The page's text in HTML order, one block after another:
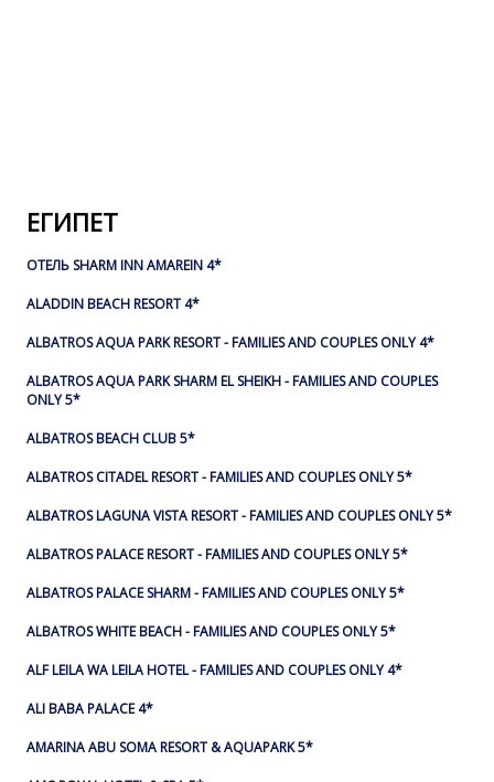
ЕГИПЕТ
ОТЕЛЬ SHARM INN AMAREIN 4*
ALADDIN BEACH RESORT 4*
ALBATROS AQUA PARK RESORT - FAMILIES AND COUPLES ONLY 4*
ALBATROS AQUA PARK SHARM EL SHEIKH - FAMILIES AND COUPLES
ONLY 5*
ALBATROS BEACH CLUB 5*
ALBATROS CITADEL RESORT - FAMILIES AND COUPLES ONLY 5*
ALBATROS LAGUNA VISTA RESORT - FAMILIES AND COUPLES ONLY 5*
ALBATROS PALACE RESORT - FAMILIES AND COUPLES ONLY 5*
ALBATROS PALACE SHARM - FAMILIES AND COUPLES ONLY 5*
ALBATROS WHITE BEACH - FAMILIES AND COUPLES ONLY 5*
ALF LEILA WA LEILA HOTEL - FAMILIES AND COUPLES ONLY 4*
ALI BABA PALACE 4*
AMARINA ABU SOMA RESORT & AQUAPARK 5*